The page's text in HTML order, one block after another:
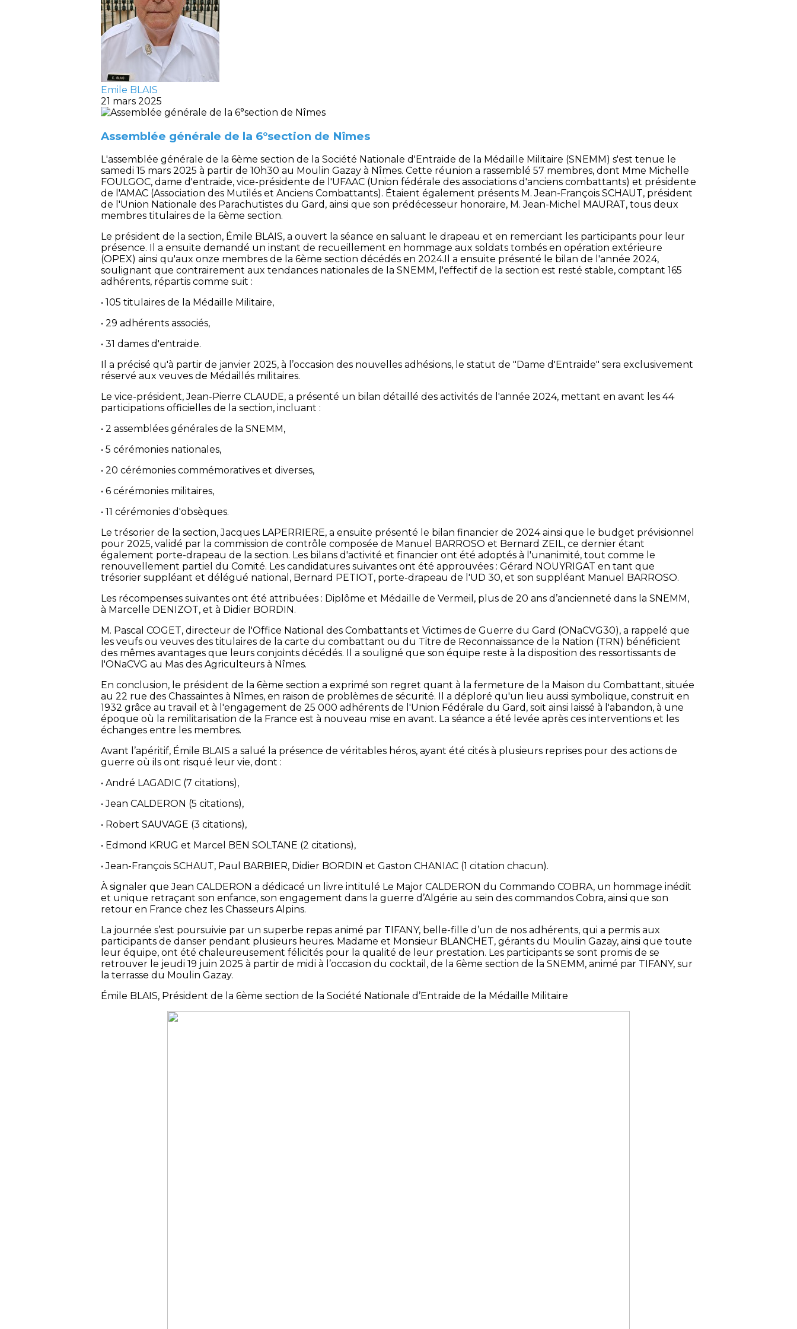
Emile BLAIS
21 mars 2025
Assemblée générale de la 6°section de Nîmes
L'assemblée générale de la 6ème section de la Société Nationale d'Entraide de la Médaille Militaire (SNEMM) s'est tenue le
samedi 15 mars 2025 à partir de 10h30 au Moulin Gazay à Nîmes. Cette réunion a rassemblé 57 membres, dont Mme Michelle
FOULGOC, dame d'entraide, vice-présidente de l'UFAAC (Union fédérale des associations d'anciens combattants) et présidente
de l'AMAC (Association des Mutilés et Anciens Combattants). Étaient également présents M. Jean-François SCHAUT, président
de l'Union Nationale des Parachutistes du Gard, ainsi que son prédécesseur honoraire, M. Jean-Michel MAURAT, tous deux
membres titulaires de la 6ème section.
Le président de la section, Émile BLAIS, a ouvert la séance en saluant le drapeau et en remerciant les participants pour leur
présence. Il a ensuite demandé un instant de recueillement en hommage aux soldats tombés en opération extérieure
(OPEX) ainsi qu'aux onze membres de la 6ème section décédés en 2024.Il a ensuite présenté le bilan de l'année 2024,
soulignant que contrairement aux tendances nationales de la SNEMM, l'effectif de la section est resté stable, comptant 165
adhérents, répartis comme suit :
• 105 titulaires de la Médaille Militaire,
• 29 adhérents associés,
• 31 dames d'entraide.
Il a précisé qu'à partir de janvier 2025, à l’occasion des nouvelles adhésions, le statut de "Dame d'Entraide" sera exclusivement
réservé aux veuves de Médaillés militaires.
Le vice-président, Jean-Pierre CLAUDE, a présenté un bilan détaillé des activités de l'année 2024, mettant en avant les 44
participations officielles de la section, incluant :
• 2 assemblées générales de la SNEMM,
• 5 cérémonies nationales,
• 20 cérémonies commémoratives et diverses,
• 6 cérémonies militaires,
• 11 cérémonies d'obsèques.
Le trésorier de la section, Jacques LAPERRIERE, a ensuite présenté le bilan financier de 2024 ainsi que le budget prévisionnel
pour 2025, validé par la commission de contrôle composée de Manuel BARROSO et Bernard ZEIL, ce dernier étant
également porte-drapeau de la section. Les bilans d'activité et financier ont été adoptés à l'unanimité, tout comme le
renouvellement partiel du Comité. Les candidatures suivantes ont été approuvées : Gérard NOUYRIGAT en tant que
trésorier suppléant et délégué national, Bernard PETIOT, porte-drapeau de l'UD 30, et son suppléant Manuel BARROSO.
Les récompenses suivantes ont été attribuées : Diplôme et Médaille de Vermeil, plus de 20 ans d’ancienneté dans la SNEMM,
à Marcelle DENIZOT, et à Didier BORDIN.
M. Pascal COGET, directeur de l'Office National des Combattants et Victimes de Guerre du Gard (ONaCVG30), a rappelé que
les veufs ou veuves des titulaires de la carte du combattant ou du Titre de Reconnaissance de la Nation (TRN) bénéficient
des mêmes avantages que leurs conjoints décédés. Il a souligné que son équipe reste à la disposition des ressortissants de
l'ONaCVG au Mas des Agriculteurs à Nîmes.
En conclusion, le président de la 6ème section a exprimé son regret quant à la fermeture de la Maison du Combattant, située
au 22 rue des Chassaintes à Nîmes, en raison de problèmes de sécurité. Il a déploré qu'un lieu aussi symbolique, construit en
1932 grâce au travail et à l'engagement de 25 000 adhérents de l'Union Fédérale du Gard, soit ainsi laissé à l'abandon, à une
époque où la remilitarisation de la France est à nouveau mise en avant. La séance a été levée après ces interventions et les
échanges entre les membres.
Avant l’apéritif, Émile BLAIS a salué la présence de véritables héros, ayant été cités à plusieurs reprises pour des actions de
guerre où ils ont risqué leur vie, dont :
• André LAGADIC (7 citations),
• Jean CALDERON (5 citations),
• Robert SAUVAGE (3 citations),
• Edmond KRUG et Marcel BEN SOLTANE (2 citations),
• Jean-François SCHAUT, Paul BARBIER, Didier BORDIN et Gaston CHANIAC (1 citation chacun).
À signaler que Jean CALDERON a dédicacé un livre intitulé Le Major CALDERON du Commando COBRA, un hommage inédit
et unique retraçant son enfance, son engagement dans la guerre d’Algérie au sein des commandos Cobra, ainsi que son
retour en France chez les Chasseurs Alpins.
La journée s’est poursuivie par un superbe repas animé par TIFANY, belle-fille d’un de nos adhérents, qui a permis aux
participants de danser pendant plusieurs heures. Madame et Monsieur BLANCHET, gérants du Moulin Gazay, ainsi que toute
leur équipe, ont été chaleureusement félicités pour la qualité de leur prestation. Les participants se sont promis de se
retrouver le jeudi 19 juin 2025 à partir de midi à l’occasion du cocktail, de la 6ème section de la SNEMM, animé par TIFANY, sur
la terrasse du Moulin Gazay.
Émile BLAIS, Président de la 6ème section de la Société Nationale d’Entraide de la Médaille Militaire